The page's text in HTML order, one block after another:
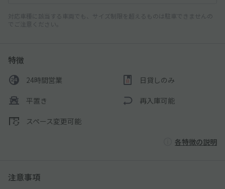
対応車種に該当する車両でも、サイズ制限を超えるものは駐車できませんの
でご注意ください。
特徴
24時間営業 日貸しのみ
平置き 再入庫可能
スペース変更可能
各特徴の説明
注意事項